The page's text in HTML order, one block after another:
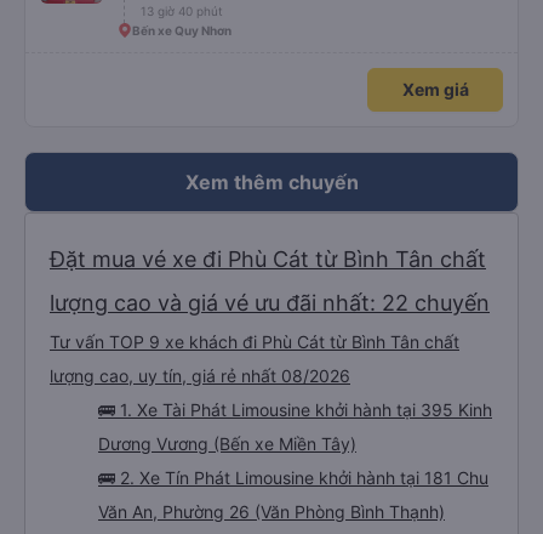
13 giờ 40 phút
Bến xe Quy Nhơn
Xem giá
Xem thêm chuyến
Đặt mua vé xe đi Phù Cát từ Bình Tân chất
lượng cao và giá vé ưu đãi nhất: 22 chuyến
Tư vấn TOP 9 xe khách đi Phù Cát từ Bình Tân chất
lượng cao, uy tín, giá rẻ nhất 08/2026
🚌 1. Xe Tài Phát Limousine khởi hành tại 395 Kinh
Dương Vương (Bến xe Miền Tây)
🚌 2. Xe Tín Phát Limousine khởi hành tại 181 Chu
Văn An, Phường 26 (Văn Phòng Bình Thạnh)